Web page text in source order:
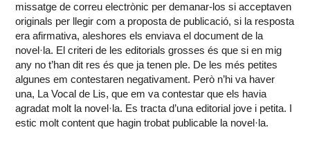
missatge de correu electrònic per demanar-los si acceptaven
originals per llegir com a proposta de publicació, si la resposta
era afirmativa, aleshores els enviava el document de la
novel·la. El criteri de les editorials grosses és que si en mig
any no t’han dit res és que ja tenen ple. De les més petites
algunes em contestaren negativament. Però n’hi va haver
una, La Vocal de Lis, que em va contestar que els havia
agradat molt la novel·la. Es tracta d’una editorial jove i petita. I
estic molt content que hagin trobat publicable la novel·la.